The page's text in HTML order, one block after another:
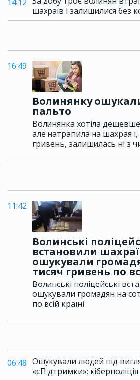
14:12
шахраїв і залишилися без
16:49
Волинянку
пальто
Волинянка хотіла
але натрапила на шахрая
гривень, залишилась ні з
11:42
Волинські
встановили
ошукували
тисяч гривень по
Волинські поліцейські
ошукували громадян на
по всій країні
06:48 Ошукували людей під
«єПідтримки»: